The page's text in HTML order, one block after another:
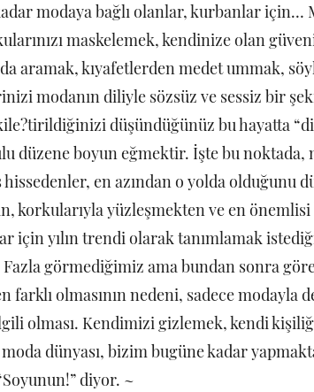
modaya bağlı olanlar, kurbanlar için…
maskelemek, kendinize olan
aramak, kıyafetlerden medet ummak,
modanın diliyle sözsüz ve sessiz bir
düşündüğünüz bu hayatta
düzene boyun eğmektir. İşte bu noktada,
hissedenler, en azından o yolda olduğunu
korkularıyla yüzleşmekten ve en
için yılın trendi olarak tanımlamak
görmediğimiz ama bundan sonra
farklı olmasının nedeni, sadece modayla
olması. Kendimizi gizlemek, kendi
moda dünyası, bizim bugüne kadar
diyor. ~